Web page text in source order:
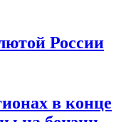
России
в конце